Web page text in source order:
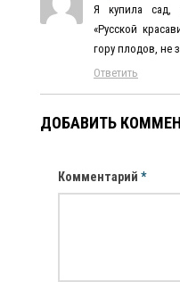
Я купила сад,
«Русской
гору плодов, не
Ответить
ДОБАВИТЬ
Комментарий *